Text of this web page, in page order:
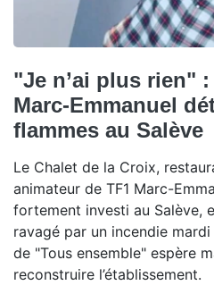
"Je n’ai plus rien"
Marc-Emmanuel
flammes au Salève
Le Chalet de la Croix,
animateur de TF1 Marc-
fortement investi au Salève,
ravagé par un incendie
de "Tous ensemble" espère
reconstruire l’établissement.